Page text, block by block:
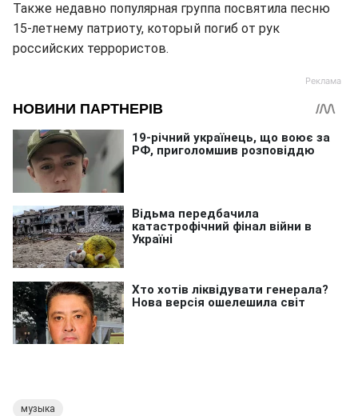
Также недавно популярная группа посвятила песню
15-летнему патриоту, который погиб от рук
российских террористов.
музыка